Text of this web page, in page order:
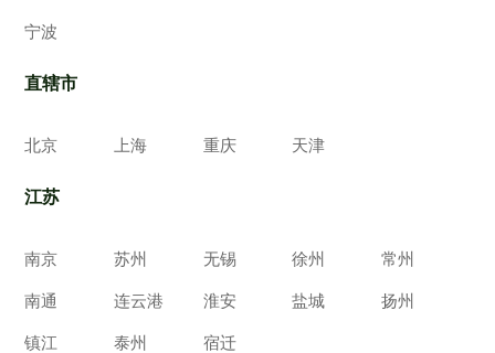
宁波
直辖市
北京 上海 重庆 天津
江苏
南京 苏州 无锡 徐州 常州
南通 连云港 淮安 盐城 扬州
镇江 泰州 宿迁